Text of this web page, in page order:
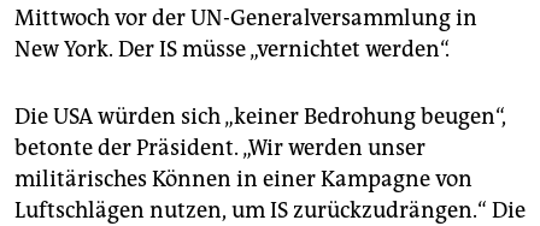
Mittwoch vor der UN-Generalversammlung in
New York. Der IS müsse „vernichtet werden“.
Die USA würden sich „keiner Bedrohung beugen“,
betonte der Präsident. „Wir werden unser
militärisches Können in einer Kampagne von
Luftschlägen nutzen, um IS zurückzudrängen.“ Die